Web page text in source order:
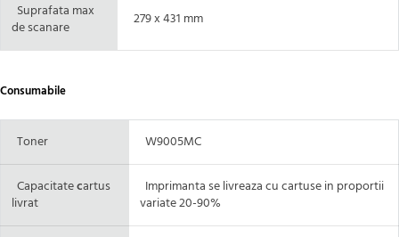
Suprafata max
de scanare
279 x 431 mm
Consumabile
Toner W9005MC
Capacitatecartus
livrat
Imprimanta se livreaza cu cartuse in proportii
variate 20-90%